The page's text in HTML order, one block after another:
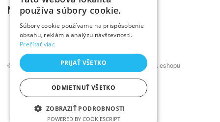
Môj účet
Môj účet
História objednávok
Obľúbené produkty
Novinky
© Kadernícky veľkoobchod •NajReklama.sk - tvorba eshopu
používa súbory cookie.
Súbory cookie používame na prispôsobenie
obsahu, reklám a analýzu návštevnosti.
Prečítať viac
PRIJAŤ VŠETKO
ODMIETNUŤ VŠETKO
ZOBRAZIŤ PODROBNOSTI
POWERED BY COOKIESCRIPT